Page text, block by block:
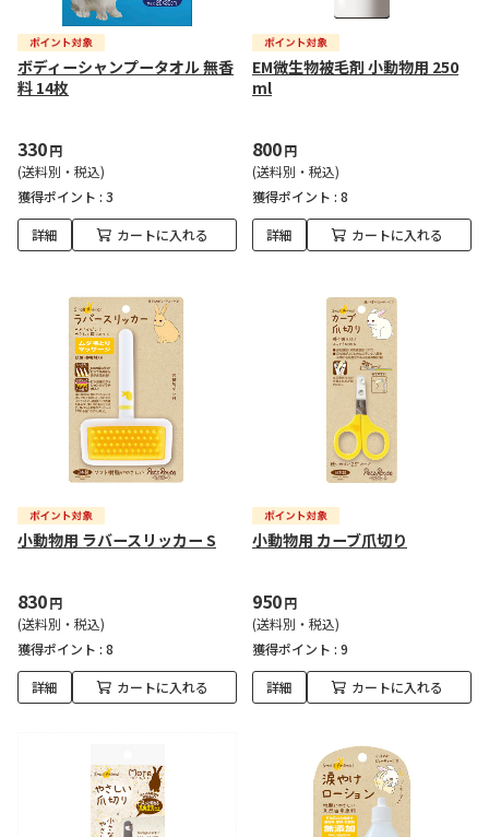
ボディーシャンプータオル 無香
料 14枚
330円
(送料別・税込)
獲得ポイント : 3
詳細 カートに入れる
EM微生物被毛剤 小動物用 250
ml
800円
(送料別・税込)
獲得ポイント : 8
詳細 カートに入れる
小動物用 ラバースリッカー S
830円
(送料別・税込)
獲得ポイント : 8
詳細 カートに入れる
小動物用 カーブ爪切り
950円
(送料別・税込)
獲得ポイント : 9
詳細 カートに入れる